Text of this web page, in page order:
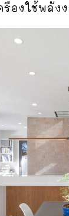
องใช้พลัง